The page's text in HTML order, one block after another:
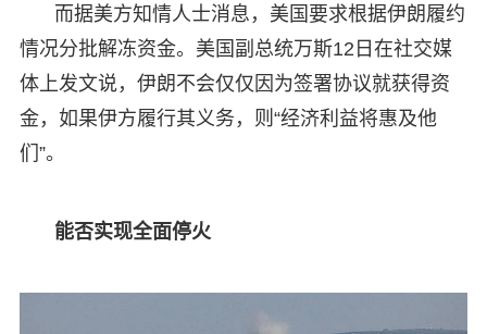
而据美方知情人士消息，美国要求根据伊朗履约
情况分批解冻资金。美国副总统万斯12日在社交媒
体上发文说，伊朗不会仅仅因为签署协议就获得资
金，如果伊方履行其义务，则“经济利益将惠及他
们”。
能否实现全面停火